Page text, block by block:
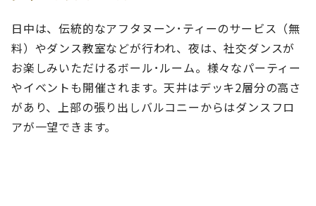
日中は、伝統的なアフタヌーン･ティーのサービス（無
料）やダンス教室などが行われ、夜は、社交ダンスが
お楽しみいただけるボール･ルーム。様々なパーティー
やイベントも開催されます。天井はデッキ2層分の高さ
があり、上部の張り出しバルコニーからはダンスフロ
アが一望できます。